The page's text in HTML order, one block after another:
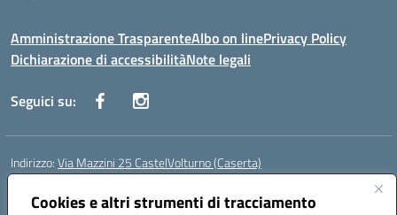
Cookies e altri strumenti di tracciamento
Amministrazione TrasparenteAlbo on linePrivacy Policy
Dichiarazione di accessibilitàNote legali
Seguici su:
Indirizzo:Via Mazzini 25 CastelVolturno (Caserta)
Centralino:
Posta elettronica certificata (PEC):ceis014005@pec.istruzione.it